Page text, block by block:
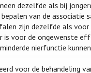
dezelfde als bij
van de
zijn dezelfde als
voor de ongewenste
nierfunctie
voor de behandeling